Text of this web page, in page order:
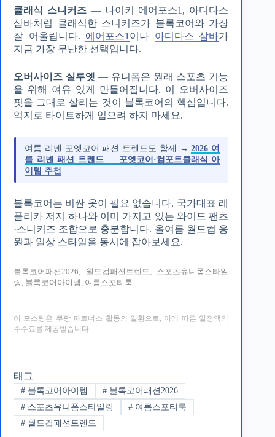
클래식 스니커즈— 나이키 에어포스1, 아디다스
삼바처럼 클래식한 스니커즈가 블록코어와 가장
잘 어울립니다. 에어포스1 이나 아디다스 삼바가
지금 가장 무난한 선택입니다.
오버사이즈 실루엣 — 유니폼은 원래 스포츠 기능
을 위해 여유 있게 만들어집니다. 이 오버사이즈
핏을 그대로 살리는 것이 블록코어의 핵심입니다.
억지로 타이트하게 입으려 하지 마세요.
여름 리넨 포엣코어 패션 트렌드도 함께 →2026 여
름 리넨 패션 트렌드 — 포엣코어·컴포트클래식 아
이템 추천
블록코어는 비싼 옷이 필요 없습니다. 국가대표 레
플리카 저지 하나와 이미 가지고 있는 와이드 팬츠
·스니커즈 조합으로 충분합니다. 올여름 월드컵 응
원과 일상 스타일을 동시에 잡아보세요.
블록코어패션2026, 월드컵패션트렌드, 스포츠유니폼스타일
링, 블록코어아이템, 여름스포티룩
이 포스팅은 쿠팡 파트너스 활동의 일환으로, 이에 따른 일정액의
수수료를 제공받습니다.
태그
#블록코어아이템 #블록코어패션2026
#스포츠유니폼스타일링 #여름스포티룩
#월드컵패션트렌드